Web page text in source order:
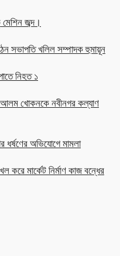
জব্দ।
সভাপতি খলিল সম্পাদক হুমায়ূন
নিহত ১
আলম খোকনকে নবীনগর কল্যাণ
ধর্ষণের অভিযোগে মামলা
করে মার্কেট নির্মাণ কাজ বন্ধের